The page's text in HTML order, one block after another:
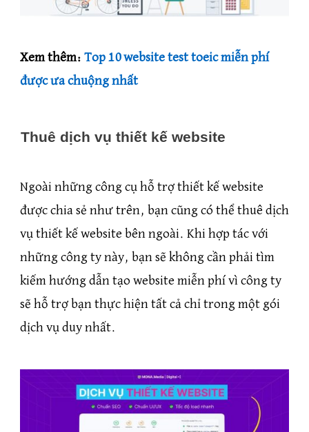
Xem thêm: Top 10 website test toeic miễn phí
được ưa chuộng nhất
Thuê dịch vụ thiết kế website
Ngoài những công cụ hỗ trợ thiết kế website
được chia sẻ như trên, bạn cũng có thể thuê dịch
vụ thiết kế website bên ngoài. Khi hợp tác với
những công ty này, bạn sẽ không cần phải tìm
kiếm hướng dẫn tạo website miễn phí vì công ty
sẽ hỗ trợ bạn thực hiện tất cả chỉ trong một gói
dịch vụ duy nhất.